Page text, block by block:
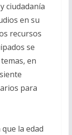
ciudadanía
en su
recursos
se
en
para
la edad